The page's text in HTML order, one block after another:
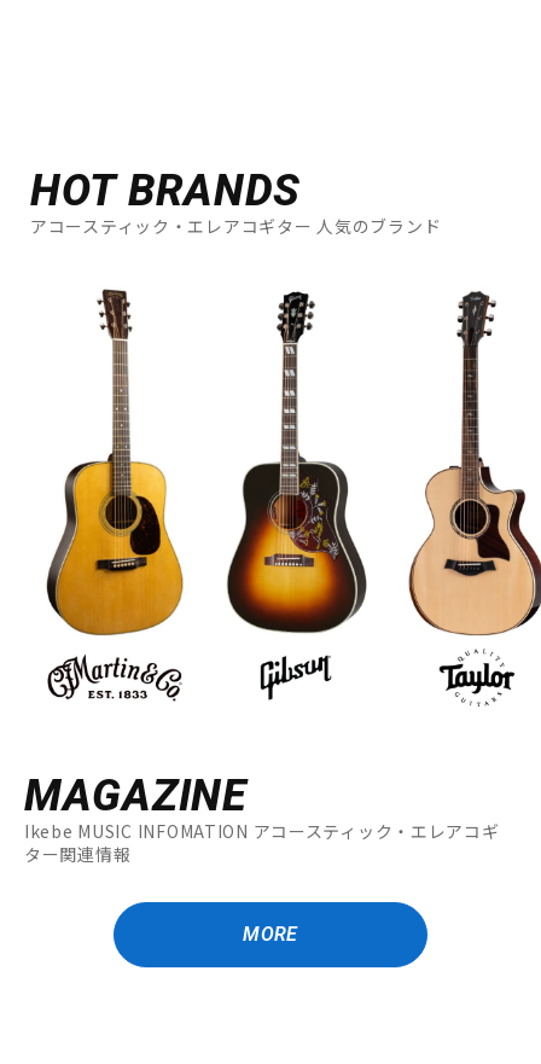
HOT BRANDS
アコースティック・エレアコギター 人気のブランド
MAGAZINE
Ikebe MUSIC INFOMATION アコースティック・エレアコギ
ター関連情報
MORE